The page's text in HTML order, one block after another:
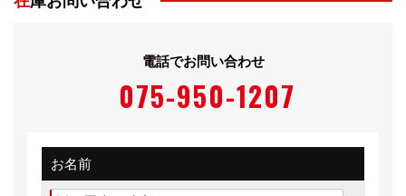
電話でお問い合わせ
075-950-1207
お名前